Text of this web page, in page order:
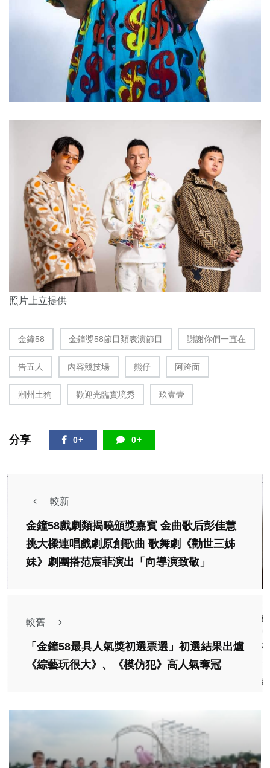
照片上立提供
金鐘58 金鐘獎58節目類表演節目 謝謝你們一直在
告五人 內容競技場 熊仔 阿跨面
潮州土狗 歡迎光臨實境秀 玖壹壹
分享 0+ 0+
較新
金鐘58戲劇類揭曉頒獎嘉賓 金曲歌后彭佳慧
挑大樑連唱戲劇原創歌曲 歌舞劇《勸世三姊
妹》劇團搭范宸菲演出「向導演致敬」
較舊
「金鐘58最具人氣獎初選票選」初選結果出爐
《綜藝玩很大》、《模仿犯》高人氣奪冠